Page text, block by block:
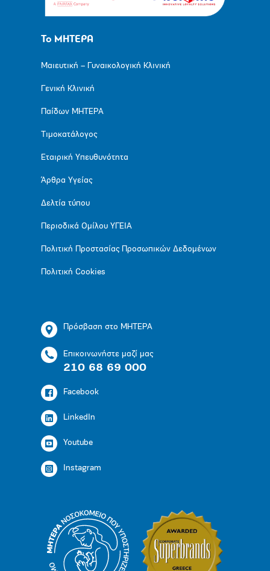
Το ΜΗΤΕΡΑ
Μαιευτική – Γυναικολογική Κλινική
Γενική Κλινική
Παίδων ΜΗΤΕΡΑ
Τιμοκατάλογος
Εταιρική Υπευθυνότητα
Άρθρα Υγείας
Δελτία τύπου
Περιοδικά Ομίλου ΥΓΕΙΑ
Πολιτική Προστασίας Προσωπικών Δεδομένων
Πολιτική Cookies
Πρόσβαση στο ΜΗΤΕΡΑ
Επικοινωνήστε μαζί μας
210 68 69 000
Facebook
LinkedIn
Youtube
Instagram